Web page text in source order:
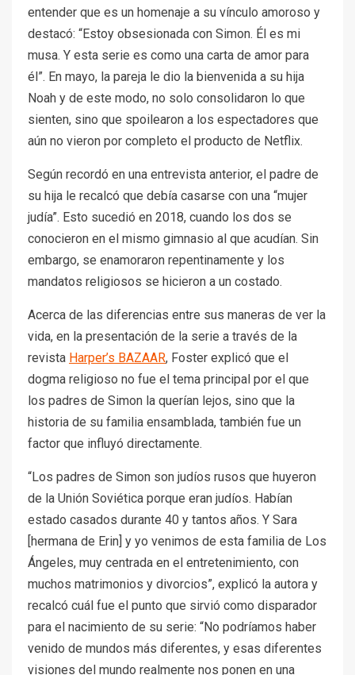
entender que es un homenaje a su vínculo amoroso y
destacó: “Estoy obsesionada con Simon. Él es mi
musa. Y esta serie es como una carta de amor para
él”. En mayo, la pareja le dio la bienvenida a su hija
Noah y de este modo, no solo consolidaron lo que
sienten, sino que spoilearon a los espectadores que
aún no vieron por completo el producto de Netflix.
Según recordó en una entrevista anterior, el padre de
su hija le recalcó que debía casarse con una “mujer
judía”. Esto sucedió en 2018, cuando los dos se
conocieron en el mismo gimnasio al que acudían. Sin
embargo, se enamoraron repentinamente y los
mandatos religiosos se hicieron a un costado.
Acerca de las diferencias entre sus maneras de ver la
vida, en la presentación de la serie a través de la
revista Harper’s BAZAAR, Foster explicó que el
dogma religioso no fue el tema principal por el que
los padres de Simon la querían lejos, sino que la
historia de su familia ensamblada, también fue un
factor que influyó directamente.
“Los padres de Simon son judíos rusos que huyeron
de la Unión Soviética porque eran judíos. Habían
estado casados durante 40 y tantos años. Y Sara
[hermana de Erin] y yo venimos de esta familia de Los
Ángeles, muy centrada en el entretenimiento, con
muchos matrimonios y divorcios”, explicó la autora y
recalcó cuál fue el punto que sirvió como disparador
para el nacimiento de su serie: “No podríamos haber
venido de mundos más diferentes, y esas diferentes
visiones del mundo realmente nos ponen en una